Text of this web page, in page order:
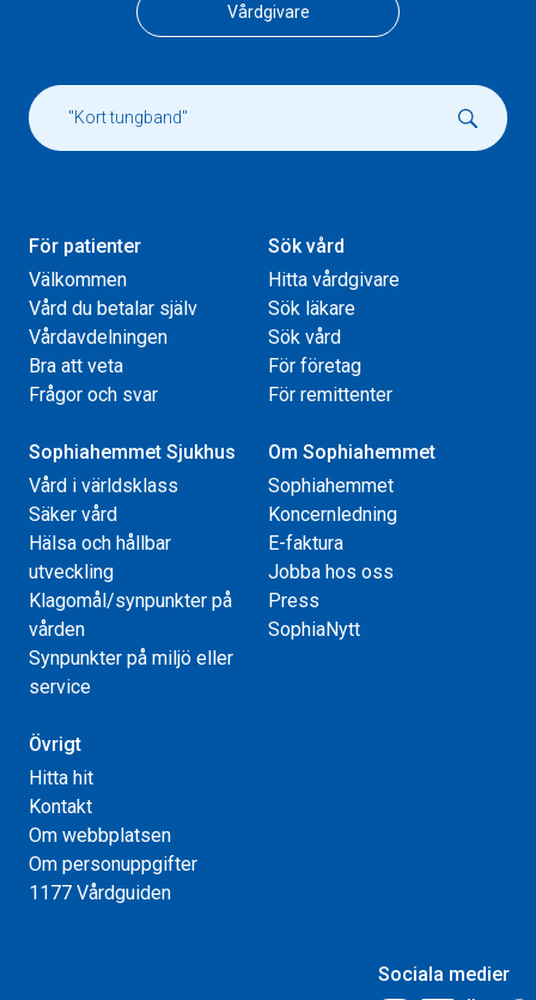
Vårdgivare
För patienter
Välkommen
Vård du betalar själv
Vårdavdelningen
Bra att veta
Frågor och svar
Sök vård
Hitta vårdgivare
Sök läkare
Sök vård
För företag
För remittenter
Sophiahemmet Sjukhus
Vård i världsklass
Säker vård
Hälsa och hållbar
utveckling
Klagomål/synpunkter på
vården
Synpunkter på miljö eller
service
Om Sophiahemmet
Sophiahemmet
Koncernledning
E-faktura
Jobba hos oss
Press
SophiaNytt
Övrigt
Hitta hit
Kontakt
Om webbplatsen
Om personuppgifter
1177 Vårdguiden
Sociala medier